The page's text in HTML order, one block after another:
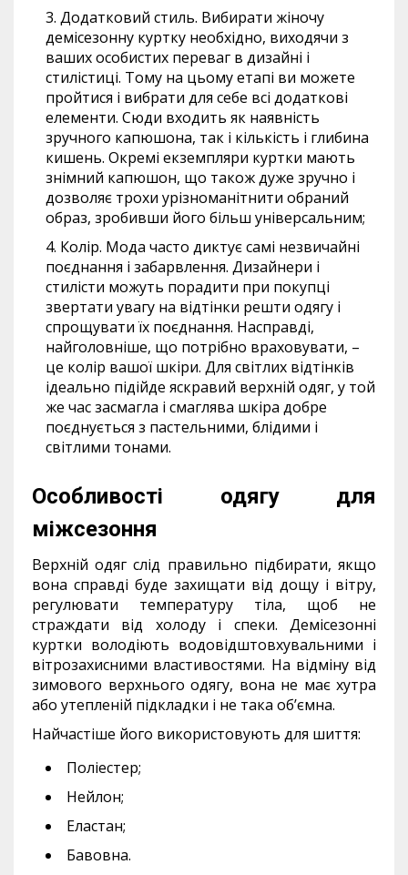
Додатковий стиль. Вибирати жіночу
демісезонну куртку необхідно, виходячи з
ваших особистих переваг в дизайні і
стилістиці. Тому на цьому етапі ви можете
пройтися і вибрати для себе всі додаткові
елементи. Сюди входить як наявність
зручного капюшона, так і кількість і глибина
кишень. Окремі екземпляри куртки мають
знімний капюшон, що також дуже зручно і
дозволяє трохи урізноманітнити обраний
образ, зробивши його більш універсальним;
Колір. Мода часто диктує самі незвичайні
поєднання і забарвлення. Дизайнери і
стилісти можуть порадити при покупці
звертати увагу на відтінки решти одягу і
спрощувати їх поєднання. Насправді,
найголовніше, що потрібно враховувати, –
це колір вашої шкіри. Для світлих відтінків
ідеально підійде яскравий верхній одяг, у той
же час засмагла і смаглява шкіра добре
поєднується з пастельними, блідими і
світлими тонами.
Особливості одягу для
міжсезоння
Верхній одяг слід правильно підбирати, якщо
вона справді буде захищати від дощу і вітру,
регулювати температуру тіла, щоб не
страждати від холоду і спеки. Демісезонні
куртки володіють водовідштовхувальними і
вітрозахисними властивостями. На відміну від
зимового верхнього одягу, вона не має хутра
або утепленій підкладки і не така об’ємна.
Найчастіше його використовують для шиття:
Поліестер;
Нейлон;
Еластан;
Бавовна.